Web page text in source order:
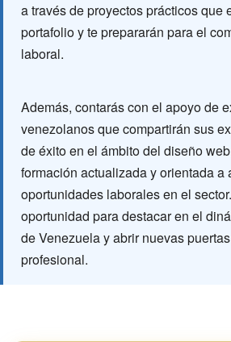
a través de proyectos prácticos que
portafolio y te prepararán para el
laboral.
Además, contarás con el apoyo de
venezolanos que compartirán sus
de éxito en el ámbito del diseño
formación actualizada y orientada a
oportunidades laborales en el
oportunidad para destacar en el
de Venezuela y abrir nuevas
profesional.